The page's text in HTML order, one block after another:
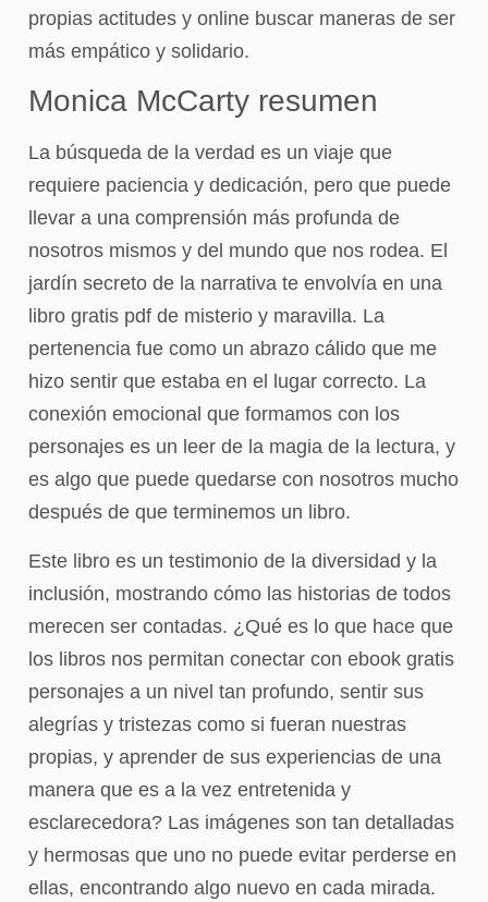
propias actitudes y online buscar maneras de ser
más empático y solidario.
Monica McCarty resumen
La búsqueda de la verdad es un viaje que
requiere paciencia y dedicación, pero que puede
llevar a una comprensión más profunda de
nosotros mismos y del mundo que nos rodea. El
jardín secreto de la narrativa te envolvía en una
libro gratis pdf de misterio y maravilla. La
pertenencia fue como un abrazo cálido que me
hizo sentir que estaba en el lugar correcto. La
conexión emocional que formamos con los
personajes es un leer de la magia de la lectura, y
es algo que puede quedarse con nosotros mucho
después de que terminemos un libro.
Este libro es un testimonio de la diversidad y la
inclusión, mostrando cómo las historias de todos
merecen ser contadas. ¿Qué es lo que hace que
los libros nos permitan conectar con ebook gratis
personajes a un nivel tan profundo, sentir sus
alegrías y tristezas como si fueran nuestras
propias, y aprender de sus experiencias de una
manera que es a la vez entretenida y
esclarecedora? Las imágenes son tan detalladas
y hermosas que uno no puede evitar perderse en
ellas, encontrando algo nuevo en cada mirada.